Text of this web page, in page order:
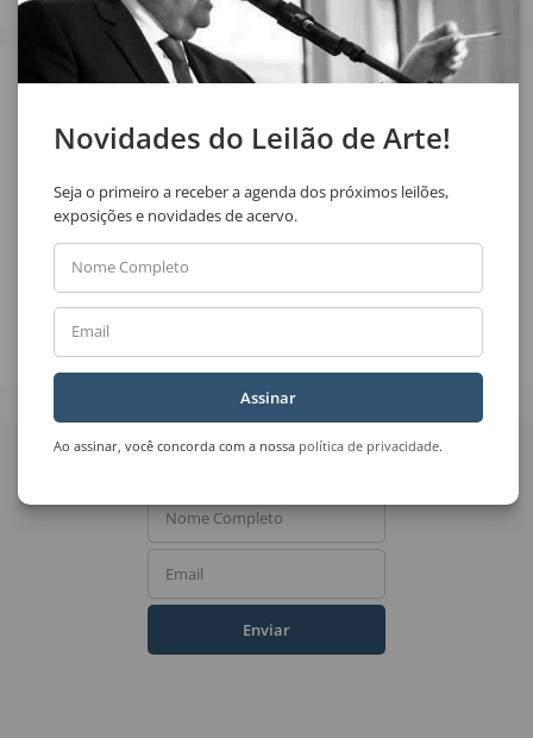
Veja também
León Ferrari
Sem Título
Marilda Passos Ramos
Novidades do Leilão de Arte!
Seja o primeiro a receber a agenda dos próximos leilões,
exposições e novidades de acervo.
Nome Completo
Email
Assinar
Ao assinar, você concorda com a nossa política de privacidade.
Quer receber novidades
do Leilão de Arte?
Nome Completo
Email
Enviar